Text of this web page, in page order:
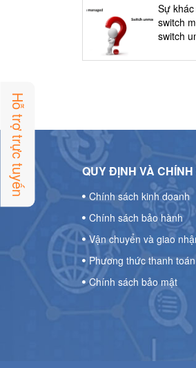
​Sự
switch
switch
QUY ĐỊNH VÀ CHÍNH
Chính sách kinh doanh
Chính sách bảo hành
Vận chuyển và giao
Phương thức thanh toán
Chính sách bảo mật
Hỗ trợ trực tuyến